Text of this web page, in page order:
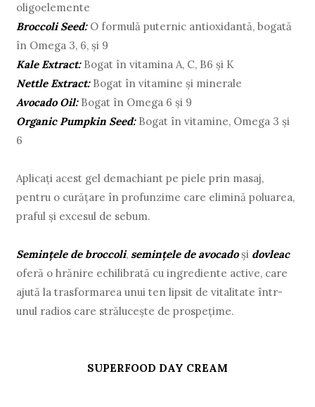
oligoelemente
Broccoli Seed: O formulă puternic antioxidantă, bogată
în Omega 3, 6, și 9
Kale Extract: Bogat în vitamina A, C, B6 și K
Nettle Extract: Bogat în vitamine și minerale
Avocado Oil: Bogat în Omega 6 și 9
Organic Pumpkin Seed: Bogat în vitamine, Omega 3 și
6
Aplicați acest gel demachiant pe piele prin masaj,
pentru o curățare în profunzime care elimină poluarea,
praful și excesul de sebum.
Semințele de broccoli,semințele de avocadoși dovleac
oferă o hrănire echilibrată cu ingrediente active, care
ajută la trasformarea unui ten lipsit de vitalitate într-
unul radios care strălucește de prospețime.
SUPERFOOD DAY CREAM